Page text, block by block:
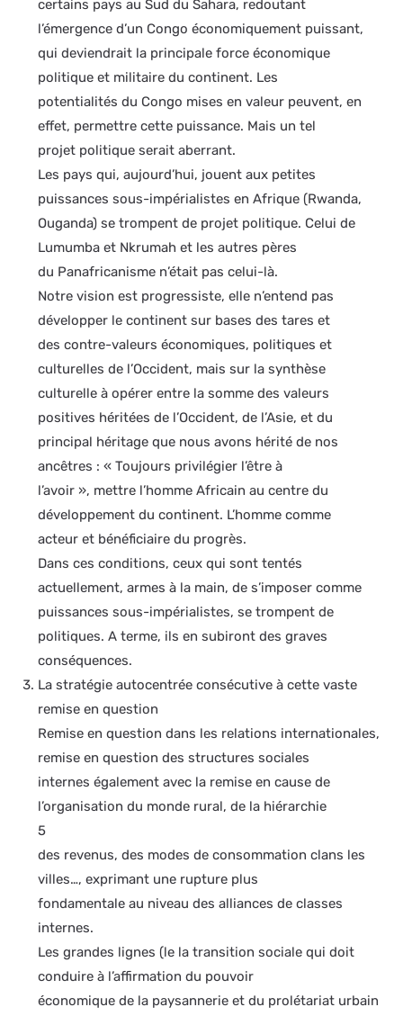
certains pays au Sud du Sahara, redoutant
l’émergence d’un Congo économiquement puissant,
qui deviendrait la principale force économique
politique et militaire du continent. Les
potentialités du Congo mises en valeur peuvent, en
effet, permettre cette puissance. Mais un tel
projet politique serait aberrant.
Les pays qui, aujourd’hui, jouent aux petites
puissances sous-impérialistes en Afrique (Rwanda,
Ouganda) se trompent de projet politique. Celui de
Lumumba et Nkrumah et les autres pères
du Panafricanisme n’était pas celui-là.
Notre vision est progressiste, elle n’entend pas
développer le continent sur bases des tares et
des contre-valeurs économiques, politiques et
culturelles de l’Occident, mais sur la synthèse
culturelle à opérer entre la somme des valeurs
positives héritées de l’Occident, de l’Asie, et du
principal héritage que nous avons hérité de nos
ancêtres : « Toujours privilégier l’être à
l’avoir », mettre l’homme Africain au centre du
développement du continent. L’homme comme
acteur et bénéficiaire du progrès.
Dans ces conditions, ceux qui sont tentés
actuellement, armes à la main, de s’imposer comme
puissances sous-impérialistes, se trompent de
politiques. A terme, ils en subiront des graves
conséquences.
La stratégie autocentrée consécutive à cette vaste
remise en question
Remise en question dans les relations internationales,
remise en question des structures sociales
internes également avec la remise en cause de
l’organisation du monde rural, de la hiérarchie
5
des revenus, des modes de consommation clans les
villes…, exprimant une rupture plus
fondamentale au niveau des alliances de classes
internes.
Les grandes lignes (le la transition sociale qui doit
conduire à l’affirmation du pouvoir
économique de la paysannerie et du prolétariat urbain